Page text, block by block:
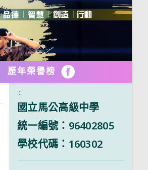
歷年榮譽榜 FB
:::
國立馬公高級中學
統一編號：96402805
學校代碼：160302